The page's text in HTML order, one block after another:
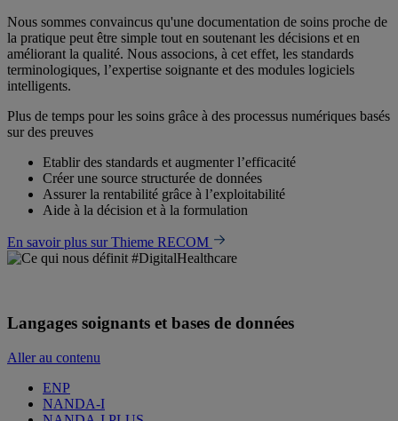
Nous sommes convaincus qu'une documentation de soins proche de
la pratique peut être simple tout en soutenant les décisions et en
améliorant la qualité. Nous associons, à cet effet, les standards
terminologiques, l’expertise soignante et des modules logiciels
intelligents.
Plus de temps pour les soins grâce à des processus numériques basés
sur des preuves
Etablir des standards et augmenter l’efficacité
Créer une source structurée de données
Assurer la rentabilité grâce à l’exploitabilité
Aide à la décision et à la formulation
En savoir plus sur Thieme RECOM
Langages soignants et bases de données
Aller au contenu
ENP
NANDA-I